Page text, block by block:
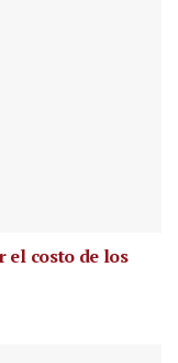
el costo de los